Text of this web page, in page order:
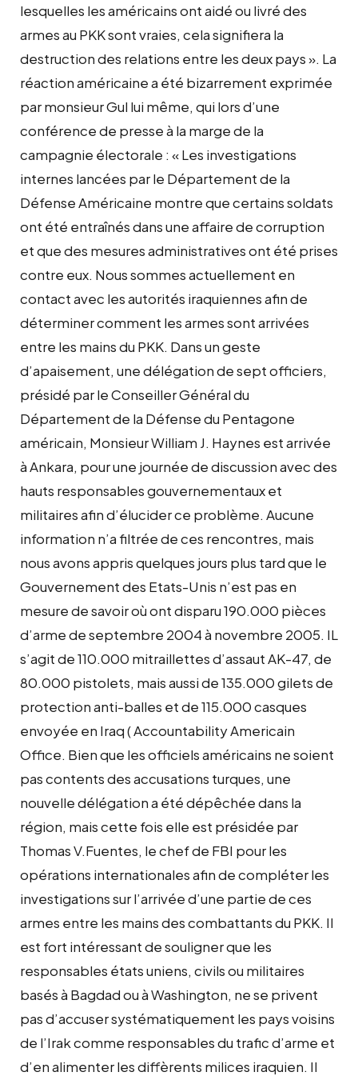
lesquelles les américains ont aidé ou livré des
armes au PKK sont vraies, cela signifiera la
destruction des relations entre les deux pays ». La
réaction américaine a été bizarrement exprimée
par monsieur Gul lui même, qui lors d’une
conférence de presse à la marge de la
campagnie électorale : « Les investigations
internes lancées par le Département de la
Défense Américaine montre que certains soldats
ont été entraînés dans une affaire de corruption
et que des mesures administratives ont été prises
contre eux. Nous sommes actuellement en
contact avec les autorités iraquiennes afin de
déterminer comment les armes sont arrivées
entre les mains du PKK. Dans un geste
d’apaisement, une délégation de sept officiers,
présidé par le Conseiller Général du
Département de la Défense du Pentagone
américain, Monsieur William J. Haynes est arrivée
à Ankara, pour une journée de discussion avec des
hauts responsables gouvernementaux et
militaires afin d’élucider ce problème. Aucune
information n’a filtrée de ces rencontres, mais
nous avons appris quelques jours plus tard que le
Gouvernement des Etats-Unis n’est pas en
mesure de savoir où ont disparu 190.000 pièces
d’arme de septembre 2004 à novembre 2005. IL
s’agit de 110.000 mitraillettes d’assaut AK-47, de
80.000 pistolets, mais aussi de 135.000 gilets de
protection anti-balles et de 115.000 casques
envoyée en Iraq ( Accountability Americain
Office. Bien que les officiels américains ne soient
pas contents des accusations turques, une
nouvelle délégation a été dépêchée dans la
région, mais cette fois elle est présidée par
Thomas V.Fuentes, le chef de FBI pour les
opérations internationales afin de compléter les
investigations sur l’arrivée d’une partie de ces
armes entre les mains des combattants du PKK. Il
est fort intéressant de souligner que les
responsables états uniens, civils ou militaires
basés à Bagdad ou à Washington, ne se privent
pas d’accuser systématiquement les pays voisins
de l’Irak comme responsables du trafic d’arme et
d’en alimenter les diffèrents milices iraquien. Il